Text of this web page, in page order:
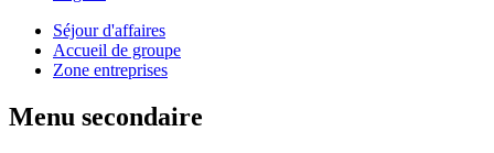
Séjour d'affaires
Accueil de groupe
Zone entreprises
Menu secondaire